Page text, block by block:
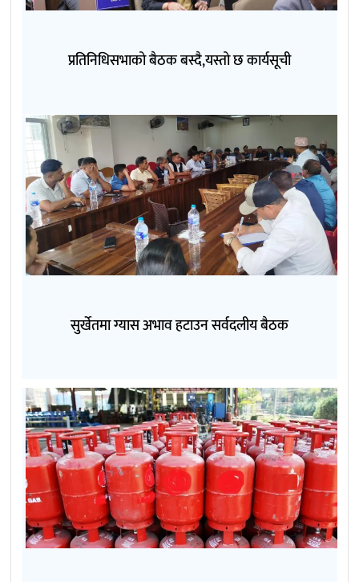
प्रतिनिधिसभाको बैठक बस्दै,यस्तो छ कार्यसूची
सुर्खेतमा ग्यास अभाव हटाउन सर्वदलीय बैठक